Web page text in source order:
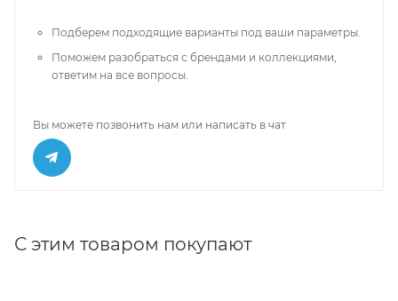
Подберем подходящие варианты под ваши параметры.
Поможем разобраться с брендами и коллекциями,
ответим на все вопросы.
Вы можете позвонить нам или написать в чат
С этим товаром покупают